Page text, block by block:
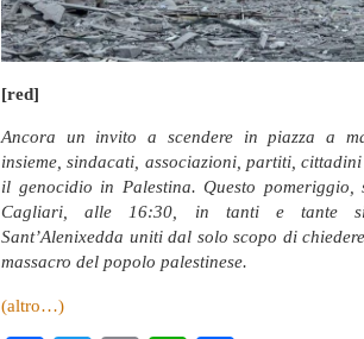
[red]
Ancora un invito a scendere in piazza a
insieme, sindacati, associazioni, partiti,
il genocidio in Palestina. Questo pomeriggio,
Cagliari, alle 16:30, in tanti e tante
Sant’Alenixedda uniti dal solo scopo di
massacro del popolo palestinese.
(altro…)